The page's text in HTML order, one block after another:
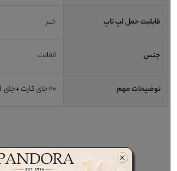
قابلیت حمل لپ تاپ خیر
جنس الفانت
توضیحات مهم 20 جای کارت +جای اسکناس